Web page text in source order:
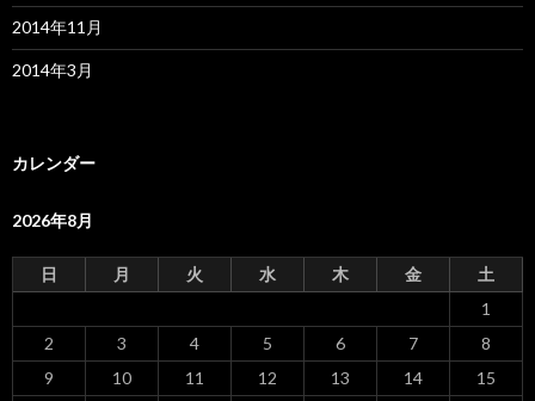
2014年11月
2014年3月
カレンダー
2026年8月
日 月 火 水 木 金 土
1
2
3 4 5 6 7
8
9
10 11 12 13 14
15